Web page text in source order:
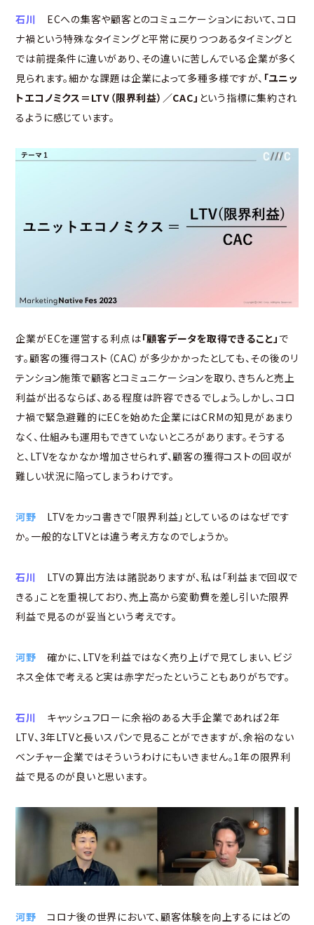
石川 ECへの集客や顧客とのコミュニケーションにおいて、コロ
ナ禍という特殊なタイミングと平常に戻りつつあるタイミングと
では前提条件に違いがあり、その違いに苦しんでいる企業が多く
見られます。細かな課題は企業によって多種多様ですが、 「ユニッ
トエコノミクス＝LTV（限界利益）／CAC」 という指標に集約され
るように感じています。
企業がECを運営する利点は「顧客データを取得できること」 で
す。顧客の獲得コスト（CAC）が多少かかったとしても、その後のリ
テンション施策で顧客とコミュニケーションを取り、きちんと売上
利益が出るならば、ある程度は許容できるでしょう。しかし、コロ
ナ禍で緊急避難的にECを始めた企業にはCRMの知見があまり
なく、仕組みも運用もできていないところがあります。そうする
と、LTVをなかなか増加させられず、顧客の獲得コストの回収が
難しい状況に陥ってしまうわけです。
河野 LTVをカッコ書きで「限界利益」としているのはなぜです
か。一般的なLTVとは違う考え方なのでしょうか。
石川 LTVの算出方法は諸説ありますが、私は「利益まで回収で
きる」ことを重視しており、売上高から変動費を差し引いた限界
利益で見るのが妥当という考えです。
河野 確かに、LTVを利益ではなく売り上げで見てしまい、ビジ
ネス全体で考えると実は赤字だったということもありがちです。
石川 キャッシュフローに余裕のある大手企業であれば2年
LTV、3年LTVと長いスパンで見ることができますが、余裕のない
ベンチャー企業ではそういうわけにもいきません。1年の限界利
益で見るのが良いと思います。
河野 コロナ後の世界において、顧客体験を向上するにはどの